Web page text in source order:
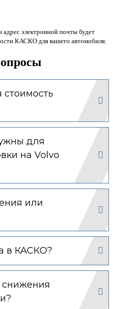
электронной почты будет
КАСКО для вашего автомобиля.
стоимость
для
на Volvo
или
в КАСКО?
снижения